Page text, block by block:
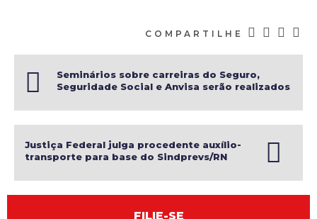
COMPARTILHE
Seminários sobre carreiras do Seguro,
Seguridade Social e Anvisa serão realizados
Justiça Federal julga procedente auxílio-
transporte para base do Sindprevs/RN
FILIE-SE